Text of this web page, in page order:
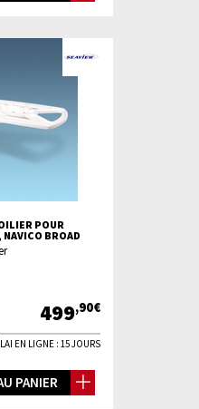
POUR
BROAD
499,90€
EN LIGNE : 15 JOURS
PANIER